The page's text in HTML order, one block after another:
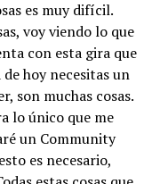
es muy difícil.
voy viendo lo que
con esta gira que
hoy necesitas un
son muchas cosas.
lo único que me
un Community
es necesario,